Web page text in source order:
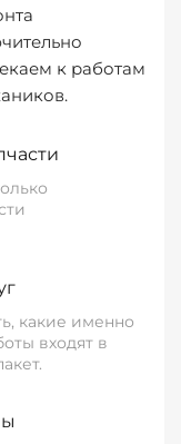
к работам
какие именно
входят в